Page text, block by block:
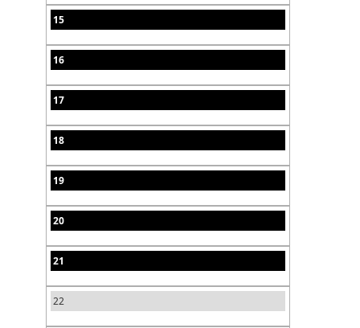
15
16
17
18
19
20
21
22